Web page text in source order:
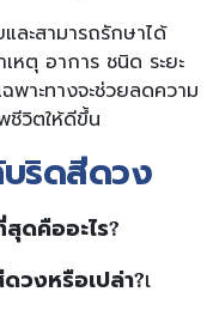
ละสามารถรักษาได้
หตุ อาการ ชนิด ระยะ
าะทางจะช่วยลดความ
ชีวิตให้ดีขึ้น
บริดสีดวง
ดคืออะไร?
วงหรือเปล่า?เ